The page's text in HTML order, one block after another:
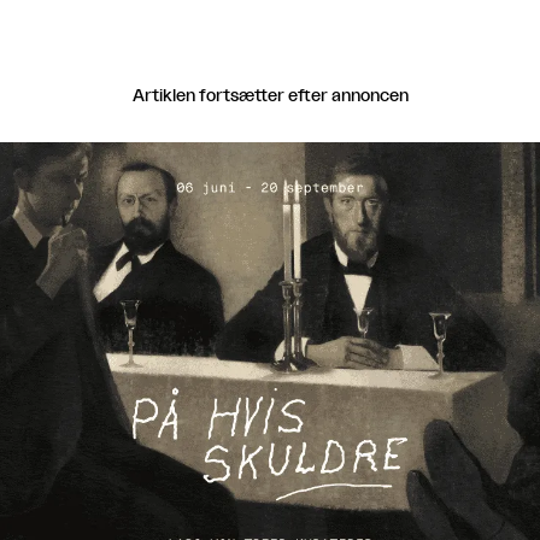
Artiklen fortsætter efter annoncen